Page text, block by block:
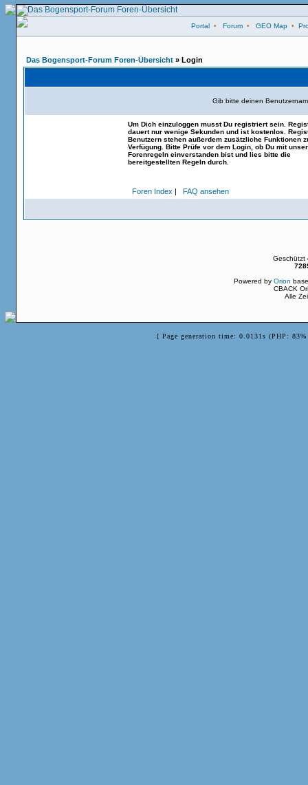
Portal • Forum • GEO Map •
Das Bogensport-Forum Foren-Übersicht » Login
Gib bitte deinen
Um Dich einzuloggen musst Du registriert sein.
dauert nur wenige Sekunden und ist kostenlos.
Benutzern stehen außerdem zusätzliche Funktionen
Verfügung. Bitte Prüfe vor dem Login, ob Du mit
Forenregeln einverstanden bist und lies bitte die
bereitgestellten Regeln durch.
Foren Index | FAQ ansehen
Geschützt
Powered by Orion
CBACK
Alle
[ Page generation time: 0.0131s (PHP: